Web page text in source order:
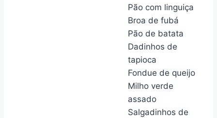
Pão com linguiça
Broa de fubá
Pão de batata
Dadinhos de
tapioca
Fondue de queijo
Milho verde
assado
Salgadinhos de